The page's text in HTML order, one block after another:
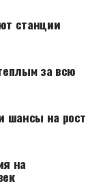
станции
за всю
шансы на рост
на